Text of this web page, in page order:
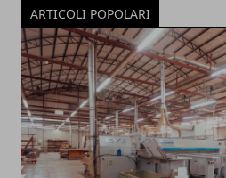
ARTICOLI POPOLARI